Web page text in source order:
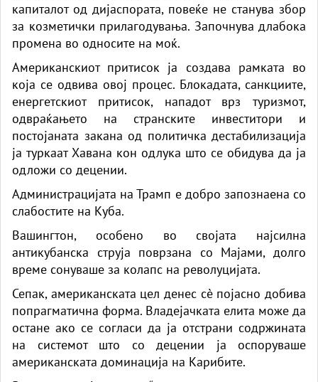
капиталот од дијаспората, повеќе не станува збор
за козметички прилагодувања. Започнува длабока
промена во односите на моќ.
Американскиот притисок ја создава рамката во
која се одвива овој процес. Блокадата, санкциите,
енергетскиот притисок, нападот врз туризмот,
одвраќањето на странските инвеститори и
постојаната закана од политичка дестабилизација
ја туркаат Хавана кон одлука што се обидува да ја
одложи со децении.
Администрацијата на Трамп е добро запознаена со
слабостите на Куба.
Вашингтон, особено во својата најсилна
антикубанска струја поврзана со Мајами, долго
време сонуваше за колапс на револуцијата.
Сепак, американската цел денес сè појасно добива
попрагматична форма. Владејачката елита може да
остане ако се согласи да ја отстрани содржината
на системот што со децении ја оспоруваше
американската доминација на Карибите.